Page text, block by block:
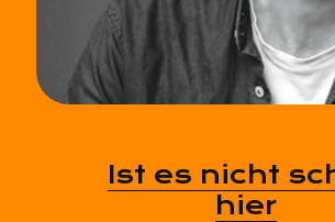
Ist es nicht
hier